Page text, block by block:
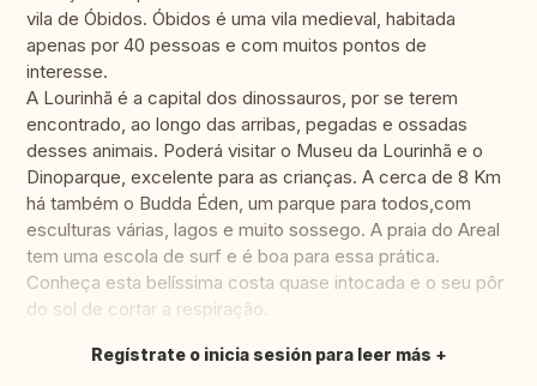
vila de Óbidos. Óbidos é uma vila medieval, habitada
apenas por 40 pessoas e com muitos pontos de
interesse.
A Lourinhã é a capital dos dinossauros, por se terem
encontrado, ao longo das arribas, pegadas e ossadas
desses animais. Poderá visitar o Museu da Lourinhã e o
Dinoparque, excelente para as crianças. A cerca de 8 Km
há também o Budda Éden, um parque para todos,com
esculturas várias, lagos e muito sossego. A praia do Areal
tem uma escola de surf e é boa para essa prática.
Conheça esta belíssima costa quase intocada e o seu pôr
do sol de cortar a respiração.
Traducir
Regístrate o inicia sesión para leer más